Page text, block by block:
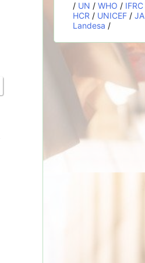
/ UN / WHO / IFRC
HCR / UNICEF / JA
Landesa /